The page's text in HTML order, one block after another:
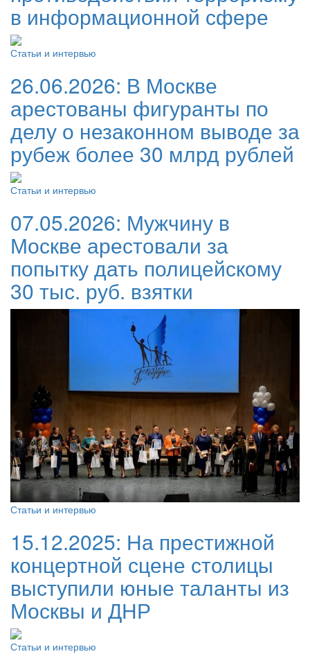
в информационной сфере
Статьи и интервью
26.06.2026: В Москве
арестованы фигуранты по
делу о незаконном выводе за
рубеж более 30 млрд рублей
Статьи и интервью
07.05.2026: Мужчину в
Москве арестовали за
попытку дать полицейскому
30 тыс. руб. взятки
Статьи и интервью
15.12.2025: На престижной
концертной сцене столицы
выступили юные таланты из
Москвы и ДНР
Статьи и интервью